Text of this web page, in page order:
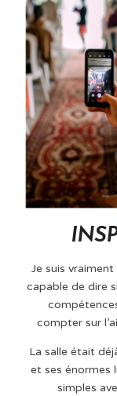
Je suis
capable de dire
compter sur
La salle était
et ses énormes
simples